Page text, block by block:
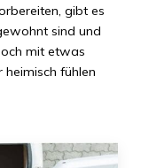
gibt es
sind und
mit etwas
fühlen